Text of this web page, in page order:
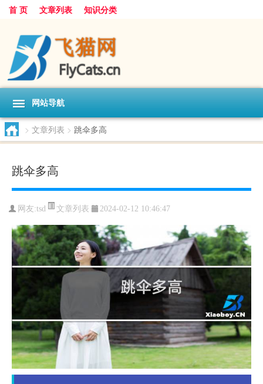
首 页 文章列表 知识分类
网站导航
> 文章列表 > 跳伞多高
跳伞多高
网友:tsd 文章列表 2024-02-12 10:46:47